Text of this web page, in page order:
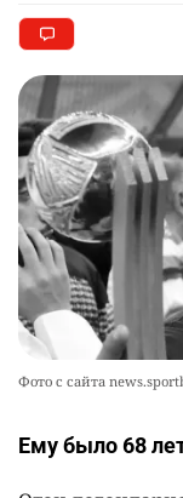
9
🪱 "Мы
2390
10
💬
Фото с сайта
Ему было 68